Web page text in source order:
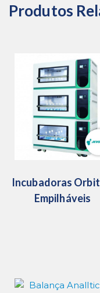
Produtos
Incubadoras
Empilháveis